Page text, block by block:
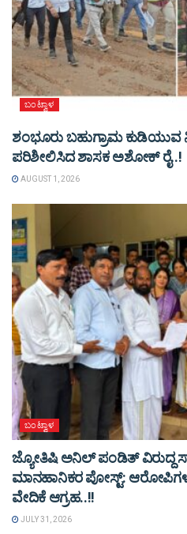
ಬಂಟ್ವಾಳ
ಶಂಭೂರು ಬಹುಗ್ರಾಮ
ಪರಿಶೀಲಿಸಿದ ಶಾಸಕ ಅಶೋಕ್ ರೈ..!
AUGUST 1, 2026
ಬಂಟ್ವಾಳ
ಜ್ಯೋತಿಷಿ ಅನಿಲ್ ಪಂಡಿತ್ ವಿರುದ್ದ
ಮಾನಹಾನಿಕರ ಪೋಸ್ಟ್:
ವೇದಿಕೆ ಆಗ್ರಹ..!!
JULY 31, 2026